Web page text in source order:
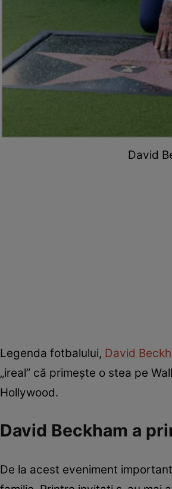
David
Legenda fotbalului, David
„ireal” că primește o stea pe
Hollywood.
David Beckham a
De la acest eveniment